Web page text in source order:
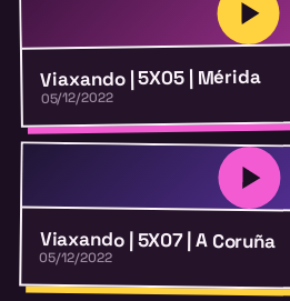
Viaxando | 5X05 | Mérida
05/12/2022
Viaxando | 5X07 | A Coruña
05/12/2022